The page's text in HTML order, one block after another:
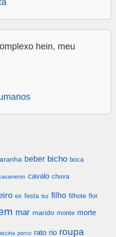
hein, meu
aranha beber bicho boca
cavalo chuva
ex festa fez filho filhote flor
mar marido monte morte
porco rato rio roupa